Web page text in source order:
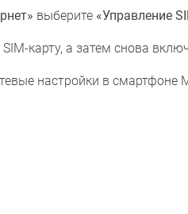
выберите «Управление
карту, а затем снова
настройки в смартфоне